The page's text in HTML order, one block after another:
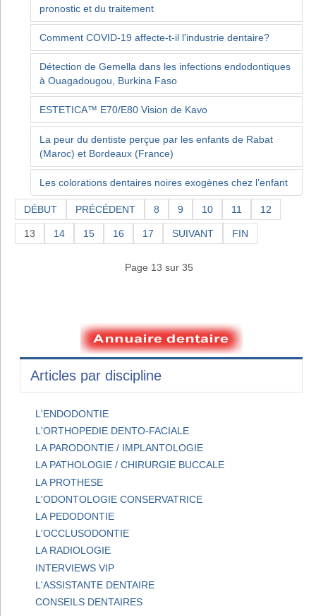
pronostic et du traitement
Comment COVID-19 affecte-t-il l'industrie dentaire?
Détection de Gemella dans les infections endodontiques
à Ouagadougou, Burkina Faso
ESTETICA™️ E70/E80 Vision de Kavo
La peur du dentiste perçue par les enfants de Rabat
(Maroc) et Bordeaux (France)
Les colorations dentaires noires exogènes chez l’enfant
DÉBUT PRÉCÉDENT 8 9 10 11 12
13 14 15 16 17 SUIVANT FIN
Page 13 sur 35
Articles par discipline
L'ENDODONTIE
L'ORTHOPEDIE DENTO-FACIALE
LA PARODONTIE / IMPLANTOLOGIE
LA PATHOLOGIE / CHIRURGIE BUCCALE
LA PROTHESE
L'ODONTOLOGIE CONSERVATRICE
LA PEDODONTIE
L'OCCLUSODONTIE
LA RADIOLOGIE
INTERVIEWS VIP
L'ASSISTANTE DENTAIRE
CONSEILS DENTAIRES